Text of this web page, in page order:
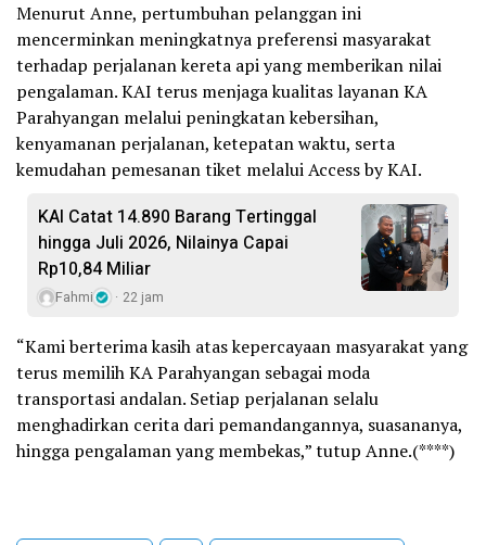
Menurut Anne, pertumbuhan pelanggan ini
mencerminkan meningkatnya preferensi masyarakat
terhadap perjalanan kereta api yang memberikan nilai
pengalaman. KAI terus menjaga kualitas layanan KA
Parahyangan melalui peningkatan kebersihan,
kenyamanan perjalanan, ketepatan waktu, serta
kemudahan pemesanan tiket melalui Access by KAI.
KAI Catat 14.890 Barang Tertinggal
hingga Juli 2026, Nilainya Capai
Rp10,84 Miliar
Fahmi 22 jam
“Kami berterima kasih atas kepercayaan masyarakat yang
terus memilih KA Parahyangan sebagai moda
transportasi andalan. Setiap perjalanan selalu
menghadirkan cerita dari pemandangannya, suasananya,
hingga pengalaman yang membekas,” tutup Anne.(****)